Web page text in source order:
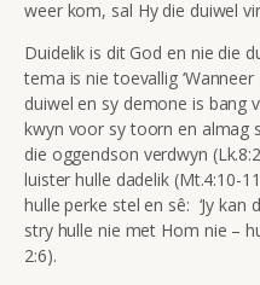
weer kom, sal Hy die duiwel
Duidelik is dit God en nie die
tema is nie toevallig ‘Wanneer
duiwel en sy demone is bang
kwyn voor sy toorn en almag
die oggendson verdwyn
luister hulle dadelik (Mt.4:10-
hulle perke stel en sê: ‘Jy kan
stry hulle nie met Hom nie –
2:6).